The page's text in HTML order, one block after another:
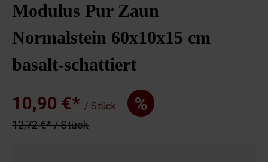
Modulus Pur Zaun
Normalstein 60x10x15 cm
basalt-schattiert
10,90 €* / Stück %
12,72 €* / Stück